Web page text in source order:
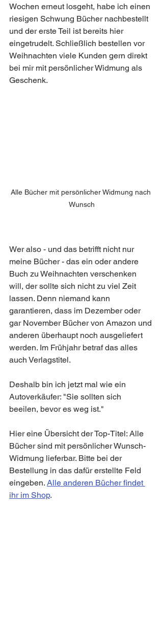
Wochen erneut losgeht, habe ich einen
riesigen Schwung Bücher nachbestellt
und der erste Teil ist bereits hier
eingetrudelt. Schließlich bestellen vor
Weihnachten viele Kunden gern direkt
bei mir mit persönlicher Widmung als
Geschenk.
Alle Bücher mit persönlicher Widmung nach
Wunsch
Wer also - und das betrifft nicht nur
meine Bücher - das ein oder andere
Buch zu Weihnachten verschenken
will, der sollte sich nicht zu viel Zeit
lassen. Denn niemand kann
garantieren, dass im Dezember oder
gar November Bücher von Amazon und
anderen überhaupt noch ausgeliefert
werden. Im Frühjahr betraf das alles
auch Verlagstitel.
Deshalb bin ich jetzt mal wie ein
Autoverkäufer: "Sie sollten sich
beeilen, bevor es weg ist."
Hier eine Übersicht der Top-Titel: Alle
Bücher sind mit persönlicher Wunsch-
Widmung lieferbar. Bitte bei der
Bestellung in das dafür erstellte Feld
eingeben. Alle anderen Bücher findet
ihr im Shop.